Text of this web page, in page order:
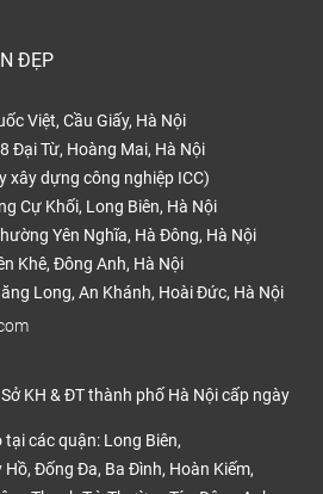
ĐẸP
Việt, Cầu Giấy, Hà Nội
Đại Từ, Hoàng Mai, Hà Nội
xây dựng công nghiệp ICC)
Cự Khối, Long Biên, Hà Nội
Yên Nghĩa, Hà Đông, Hà Nội
Khê, Đông Anh, Hà Nội
Long, An Khánh, Hoài Đức, Hà Nội
KH & ĐT thành phố Hà Nội cấp ngày
các quận: Long Biên,
Đống Đa, Ba Đình, Hoàn Kiếm,